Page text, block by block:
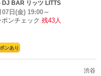
DJ BAR リッツ LITTS
07日(金) 19:00～
ポンチェック 残43人
ンあり
渋谷